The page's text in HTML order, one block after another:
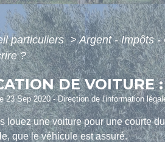
particuliers> Argent - Impôts
?
DE VOITURE
23 Sep 2020 - Direction de l'information
louez une voiture pour une courte
que le véhicule est assuré.